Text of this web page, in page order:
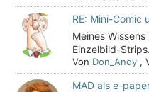
RE: Mini-Comic
Meines
Einzelbild-
Von Don_Andy ,
MAD als e-